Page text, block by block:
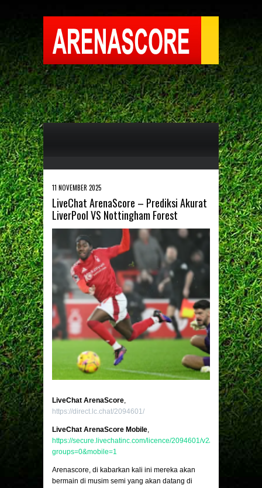
11 NOVEMBER 2025
LiveChat ArenaScore – Prediksi Akurat
LiverPool VS Nottingham Forest
LiveChat ArenaScore,
https://direct.lc.chat/2094601/
LiveChat ArenaScore Mobile,
https://secure.livechatinc.com/licence/2094601/v2/open_chat.cgi?
groups=0&mobile=1
Arenascore, di kabarkan kali ini mereka akan
bermain di musim semi yang akan datang di